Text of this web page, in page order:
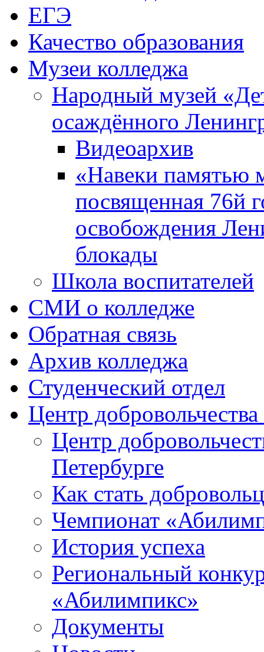
ЕГЭ
Качество образования
Музеи колледжа
Народный музей
осаждённого
Видеоархив
«Навеки памятью
посвященная 76й
освобождения
блокады
Школа воспитателей
СМИ о колледже
Обратная связь
Архив колледжа
Студенческий отдел
Центр
Центр
Петербурге
Как стать
Чемпионат
История успеха
Региональный
«Абилимпикс»
Документы